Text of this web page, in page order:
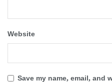
Website
Save my name, email, and